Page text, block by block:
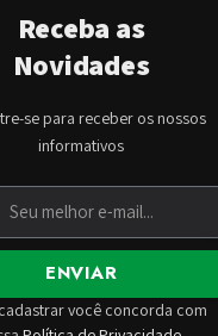
Receba as
Novidades
se para receber os nossos
informativos
ENVIAR
você concorda com